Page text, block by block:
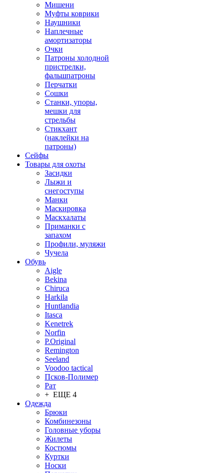
Мишени
Муфты коврики
Наушники
Наплечные
амортизаторы
Очки
Патроны холодной
пристрелки,
фальшпатроны
Перчатки
Сошки
Станки, упоры,
мешки для
стрельбы
Стикхант
(наклейки на
патроны)
Сейфы
Товары для охоты
Засидки
Лыжи и
снегоступы
Манки
Маскировка
Маскхалаты
Приманки с
запахом
Профили, муляжи
Чучела
Обувь
Aigle
Bekina
Chiruсa
Harkila
Huntlandia
Itasca
Kenetrek
Norfin
P.Original
Remington
Seeland
Voodoo tactical
Псков-Полимер
Рат
+ ЕЩЕ 4
Одежда
Брюки
Комбинезоны
Головные уборы
Жилеты
Костюмы
Куртки
Носки